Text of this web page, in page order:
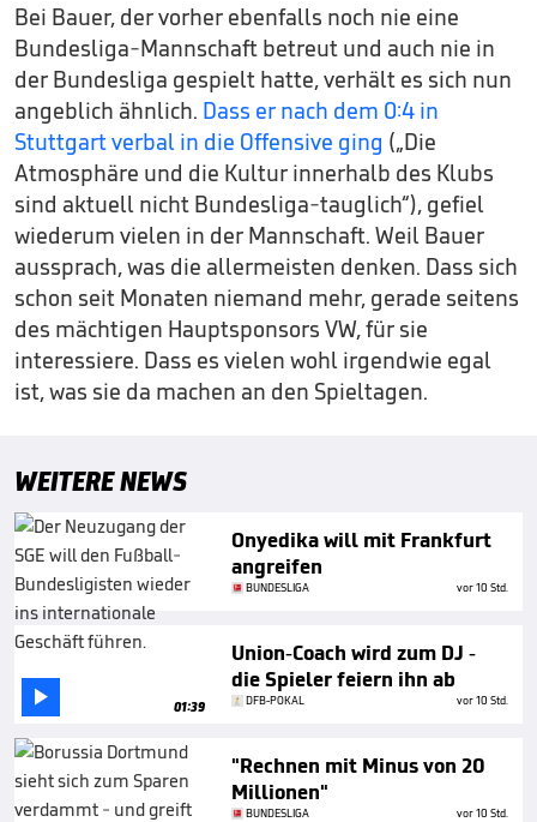
Bei Bauer, der vorher ebenfalls noch nie eine
Bundesliga-Mannschaft betreut und auch nie in
der Bundesliga gespielt hatte, verhält es sich nun
angeblich ähnlich. Dass er nach dem 0:4 in
Stuttgart verbal in die Offensive ging („Die
Atmosphäre und die Kultur innerhalb des Klubs
sind aktuell nicht Bundesliga-tauglich“), gefiel
wiederum vielen in der Mannschaft. Weil Bauer
aussprach, was die allermeisten denken. Dass sich
schon seit Monaten niemand mehr, gerade seitens
des mächtigen Hauptsponsors VW, für sie
interessiere. Dass es vielen wohl irgendwie egal
ist, was sie da machen an den Spieltagen.
WEITERE NEWS
Onyedika will mit Frankfurt
angreifen
BUNDESLIGA vor 10 Std.
 01:39
Union-Coach wird zum DJ -
die Spieler feiern ihn ab
DFB-POKAL vor 10 Std.
"Rechnen mit Minus von 20
Millionen"
BUNDESLIGA vor 10 Std.